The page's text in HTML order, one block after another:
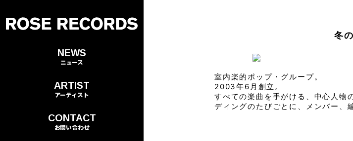
NEWS
ニュース
ARTIST
アーティスト
CONTACT
お問い合わせ
冬
室内楽的ポップ・グループ。
2003年6月創立。
すべての楽曲を手がける、中心人物
ディングのたびごとに、メンバー、